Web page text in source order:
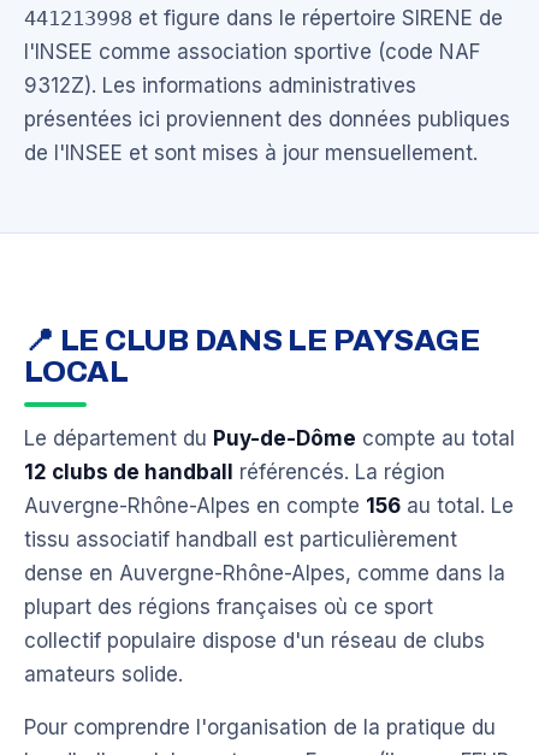
441213998 et figure dans le répertoire SIRENE de
l'INSEE comme association sportive (code NAF
9312Z). Les informations administratives
présentées ici proviennent des données publiques
de l'INSEE et sont mises à jour mensuellement.
📍 LE CLUB DANS LE PAYSAGE
LOCAL
Le département du Puy-de-Dôme compte au total
12 clubs de handball
référencés. La région
Auvergne-Rhône-Alpes en compte 156 au total. Le
tissu associatif handball est particulièrement
dense en Auvergne-Rhône-Alpes, comme dans la
plupart des régions françaises où ce sport
collectif populaire dispose d'un réseau de clubs
amateurs solide.
Pour comprendre l'organisation de la pratique du